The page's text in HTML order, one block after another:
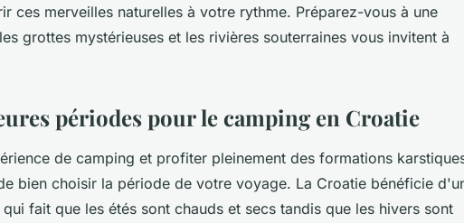
ces merveilles naturelles à votre rythme. Préparez-vous à une
grottes mystérieuses et les rivières souterraines vous invitent à
périodes pour le camping en Croatie
de camping et profiter pleinement des formations
bien choisir la période de votre voyage. La Croatie bénéficie
fait que les étés sont chauds et secs tandis que les hivers sont